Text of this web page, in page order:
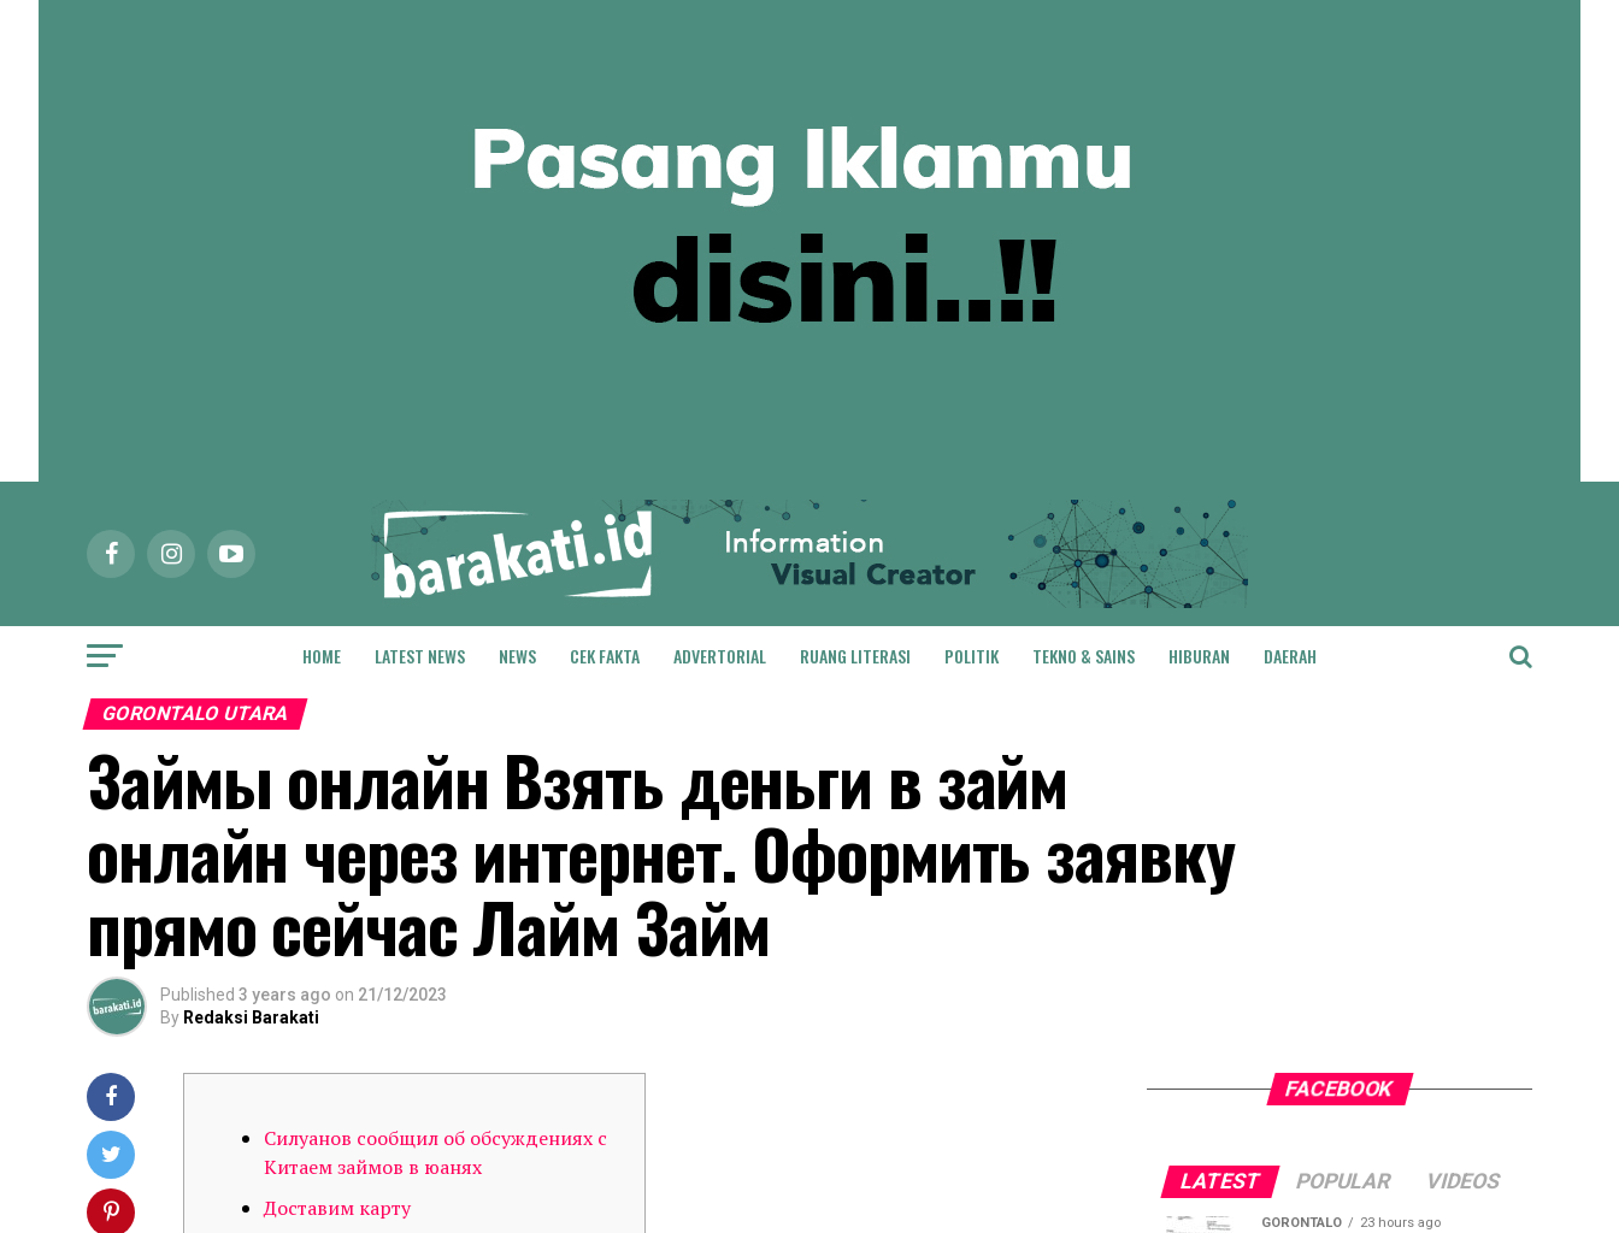
HOME LATEST NEWS NEWS CEK FAKTA ADVERTORIAL RUANG LITERASI POLITIK TEKNO & SAINS HIBURAN DAERAH
GORONTALO UTARA
Займы онлайн Взять деньги в займ
онлайн через интернет. Оформить заявку
прямо сейчас Лайм Займ
Published 3 years ago on 21/12/2023
By Redaksi Barakati
Силуанов сообщил об обсуждениях с
Китаем займов в юанях
Доставим карту
FACEBOOK
LATEST POPULAR VIDEOS
GORONTALO 23 hours ago